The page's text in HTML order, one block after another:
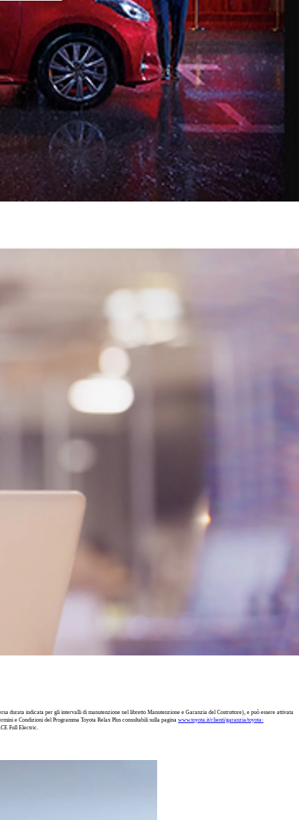
Per maggiori dettagli sulle offerte in corso
clicca qui
durata indicata per gli intervalli di manutenzione nel libretto Manutenzione e Garanzia del Costruttore), e può essere attivata
e Condizioni del Programma Toyota Relax Plus consultabili sulla pagina www.toyota.it/clienti/garanzia/toyota-
Full Electric.